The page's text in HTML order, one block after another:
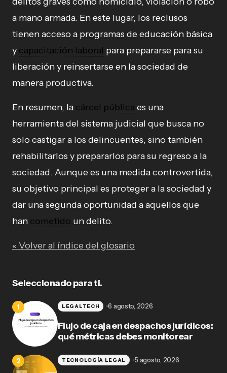
a mano armada. En este lugar, los reclusos
tienen acceso a programas de educación básica
y capacitación laboral para prepararse para su
liberación y reinsertarse en la sociedad de
manera productiva.
En resumen, la cárcel pública es una
herramienta del sistema judicial que busca no
solo castigar a los delincuentes, sino también
rehabilitarlos y prepararlos para su regreso a la
sociedad. Aunque es una medida controvertida,
su objetivo principal es proteger a la sociedad y
dar una segunda oportunidad a aquellos que
han cometido un delito.
« Volver al índice del glosario
Seleccionado para ti.
Flujo de caja en despachos jurídicos:
qué métricas debes monitorear
LEGALTECH 6 agosto, 2026
TECNOLOGÍA LEGAL 5 agosto, 2026